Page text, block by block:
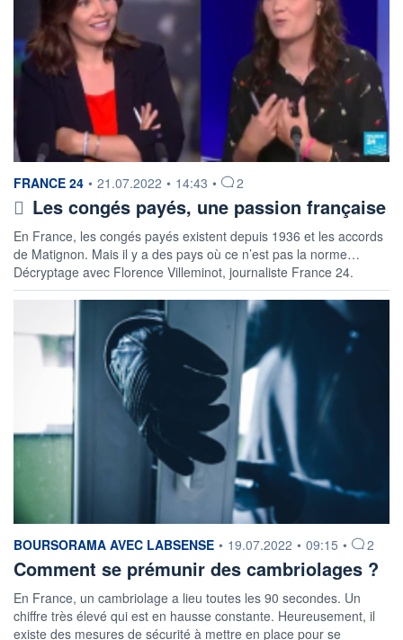
information fournie par
FRANCE 24 • 21.07.2022 • 14:43 • 2
Les congés payés, une passion française
En France, les congés payés existent depuis 1936 et les accords
de Matignon. Mais il y a des pays où ce n’est pas la norme…
Décryptage avec Florence Villeminot, journaliste France 24.
information fournie par
BOURSORAMA AVEC LABSENSE • 19.07.2022 • 09:15 • 2
Comment se prémunir des cambriolages ?
En France, un cambriolage a lieu toutes les 90 secondes. Un
chiffre très élevé qui est en hausse constante. Heureusement, il
existe des mesures de sécurité à mettre en place pour se